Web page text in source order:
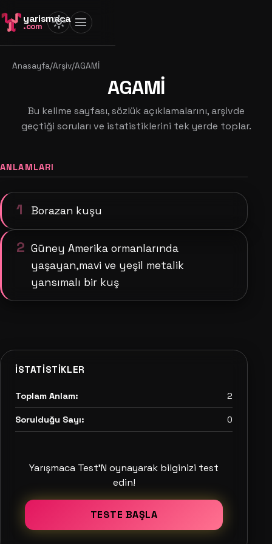
yarismaca
.com light_mode menu
Anasayfa/Arşiv/AGAMİ
AGAMİ
Bu kelime sayfası, sözlük açıklamalarını, arşivde
geçtiği soruları ve istatistiklerini tek yerde toplar.
ANLAMLARI
1 Borazan kuşu
2 Güney Amerika ormanlarında
yaşayan,mavi ve yeşil metalik
yansımalı bir kuş
İSTATISTIKLER
Toplam Anlam: 2
Sorulduğu Sayı: 0
Yarışmaca Test'N oynayarak bilginizi test
edin!
TESTE BAŞLA